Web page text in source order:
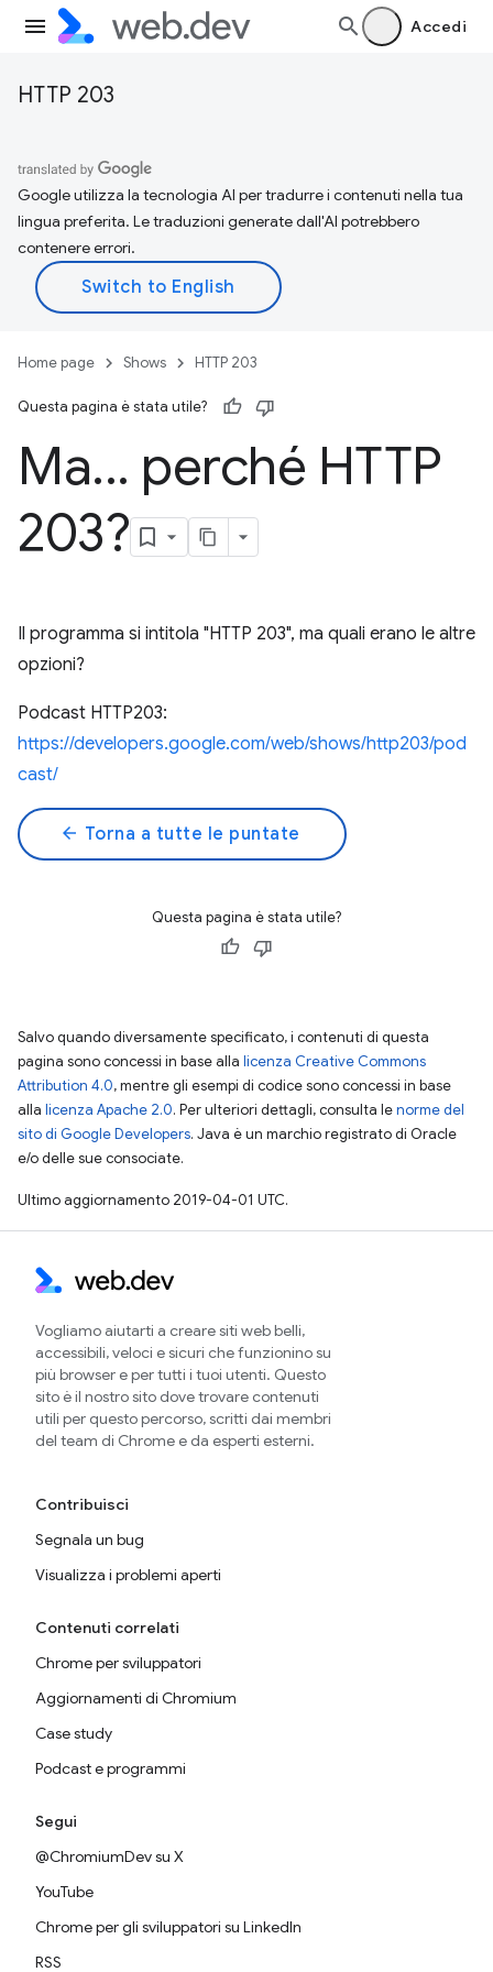
Accedi
HTTP 203
Google utilizza la tecnologia AI per tradurre i contenuti nella tua
lingua preferita. Le traduzioni generate dall'AI potrebbero
contenere errori.
Home page Shows HTTP 203
Questa pagina è stata utile?
Ma... perché HTTP
203?
Il programma si intitola "HTTP 203", ma quali erano le altre
opzioni?
Podcast HTTP203:
https://developers.google.com/web/shows/http203/pod
cast/
arrow_back Torna a tutte le puntate
Questa pagina è stata utile?
Salvo quando diversamente specificato, i contenuti di questa
pagina sono concessi in base alla licenza Creative Commons
Attribution 4.0, mentre gli esempi di codice sono concessi in base
alla licenza Apache 2.0. Per ulteriori dettagli, consulta lenorme del
sito di Google Developers. Java è un marchio registrato di Oracle
e/o delle sue consociate.
Ultimo aggiornamento 2019-04-01 UTC.
Vogliamo aiutarti a creare siti web belli,
accessibili, veloci e sicuri che funzionino su
più browser e per tutti i tuoi utenti. Questo
sito è il nostro sito dove trovare contenuti
utili per questo percorso, scritti dai membri
del team di Chrome e da esperti esterni.
Contribuisci
Segnala un bug
Visualizza i problemi aperti
Contenuti correlati
Chrome per sviluppatori
Aggiornamenti di Chromium
Case study
Podcast e programmi
Segui
@ChromiumDev su X
YouTube
Chrome per gli sviluppatori su LinkedIn
RSS